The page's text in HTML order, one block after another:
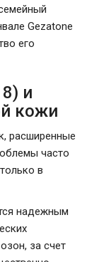
Gezatone
его
и
кожи
расширенные
часто
в
надежным
за счет